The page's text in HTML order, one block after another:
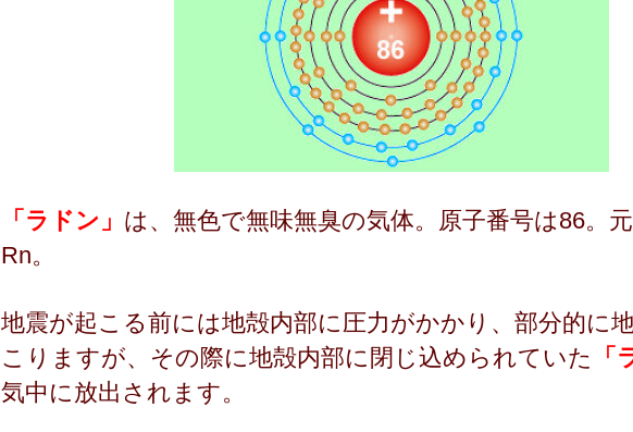
「ラドン」 は、無色で無味無臭の気体。原子番号は86。
Rn。
地震が起こる前には地殻内部に圧力がかかり、部分的に
こりますが、その際に地殻内部に閉じ込められていた
「
気中に放出されます。